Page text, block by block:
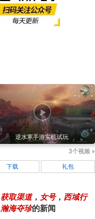
逆水寒手游实机试玩
3个视频 »
下载 礼包
获取渠道， 女号， 西域行
瀚海夺珍的新闻